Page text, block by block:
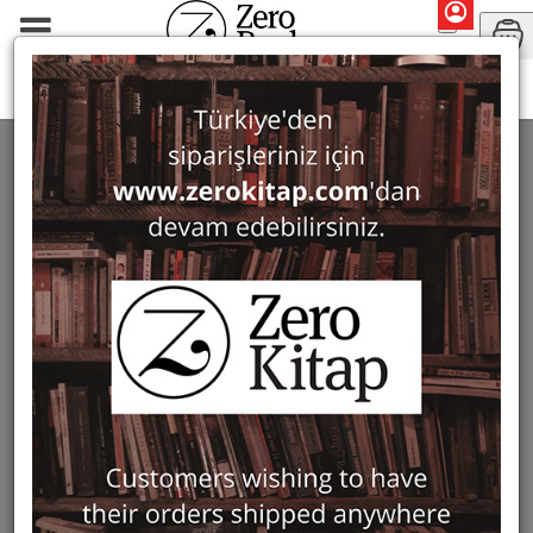
Search: Suraiya Faroqhi
SEARCH: SURAIYA FAROQHI 12 ürün bulundu
Filter Show Only in Stock